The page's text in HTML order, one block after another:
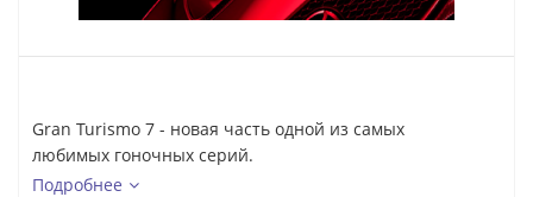
Gran Turismo 7 - новая часть одной из самых
любимых гоночных серий.
Подробнее